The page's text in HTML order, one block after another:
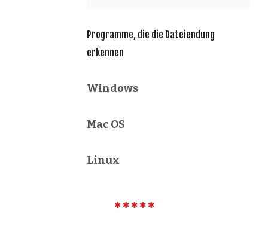
Programme, die die Dateiendung
erkennen
Windows
Mac OS
Linux